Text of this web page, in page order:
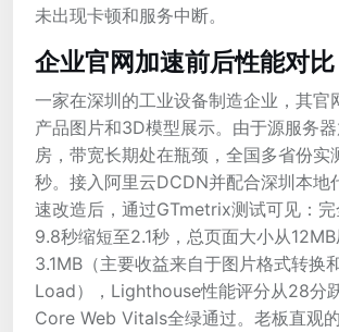
未出现卡顿和服务中断。
企业官网加速前后性能对比
一家在深圳的工业设备制造企业，其官
产品图片和3D模型展示。由于源服务
房，带宽长期处在瓶颈，全国多省份实
秒。接入阿里云DCDN并配合深圳本地
速改造后，通过GTmetrix测试可见：
9.8秒缩短至2.1秒，总页面大小从
3.1MB（主要收益来自于图片格式转换
Load），Lighthouse性能评分从28分
Core Web Vitals全绿通过。老板直观